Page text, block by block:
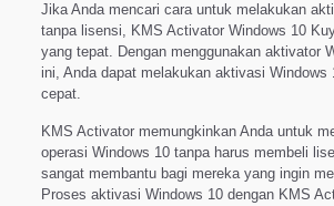
Jika Anda mencari cara untuk melakukan
tanpa lisensi, KMS Activator Windows 10
yang tepat. Dengan menggunakan aktivator
ini, Anda dapat melakukan aktivasi Windows
cepat.
KMS Activator memungkinkan Anda untuk
operasi Windows 10 tanpa harus membeli
sangat membantu bagi mereka yang ingin
Proses aktivasi Windows 10 dengan KMS